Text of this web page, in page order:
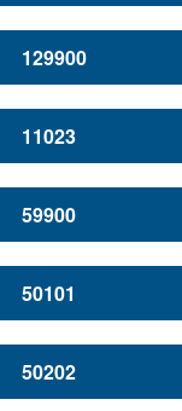
129900
11023
59900
50101
50202